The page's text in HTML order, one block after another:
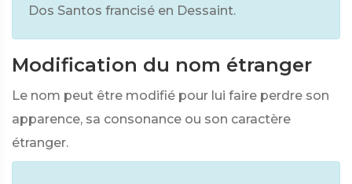
Dos Santos francisé en Dessaint.
Modification du nom étranger
Le nom peut être modifié pour lui faire perdre son
apparence, sa consonance ou son caractère
étranger.